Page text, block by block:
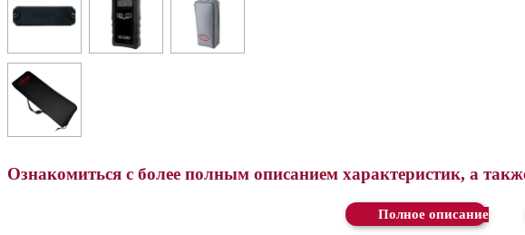
Ознакомиться с более полным описанием характеристик, а
Скачать